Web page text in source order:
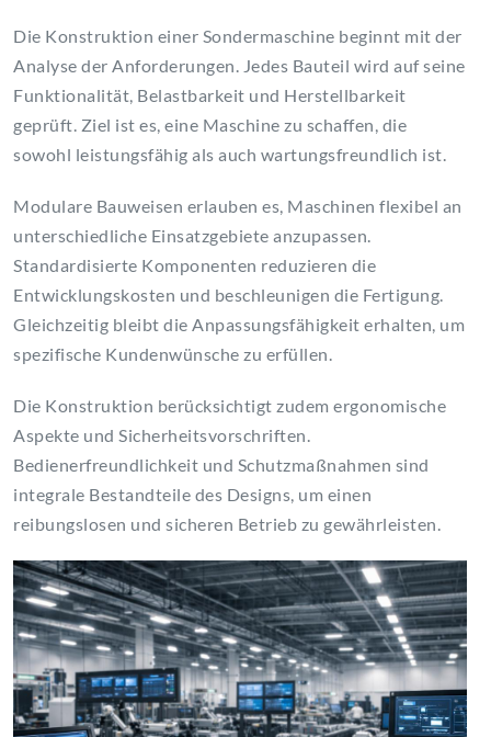
Die Konstruktion einer Sondermaschine beginnt mit der
Analyse der Anforderungen. Jedes Bauteil wird auf seine
Funktionalität, Belastbarkeit und Herstellbarkeit
geprüft. Ziel ist es, eine Maschine zu schaffen, die
sowohl leistungsfähig als auch wartungsfreundlich ist.
Modulare Bauweisen erlauben es, Maschinen flexibel an
unterschiedliche Einsatzgebiete anzupassen.
Standardisierte Komponenten reduzieren die
Entwicklungskosten und beschleunigen die Fertigung.
Gleichzeitig bleibt die Anpassungsfähigkeit erhalten, um
spezifische Kundenwünsche zu erfüllen.
Die Konstruktion berücksichtigt zudem ergonomische
Aspekte und Sicherheitsvorschriften.
Bedienerfreundlichkeit und Schutzmaßnahmen sind
integrale Bestandteile des Designs, um einen
reibungslosen und sicheren Betrieb zu gewährleisten.